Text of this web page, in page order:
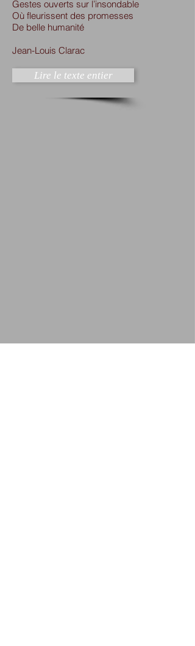
Gestes ouverts sur l’insondable
Où fleurissent des promesses
De belle humanité
Jean-Louis Clarac
Lire le texte entier